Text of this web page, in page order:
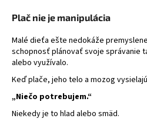
Plač nie je manipulácia
Malé dieťa ešte nedokáže
schopnosť plánovať svoje správanie
alebo využívalo.
Keď plače, jeho telo a mozog
„Niečo potrebujem.“
Niekedy je to hlad alebo smäd.
e
n
á
j
s
ť
?